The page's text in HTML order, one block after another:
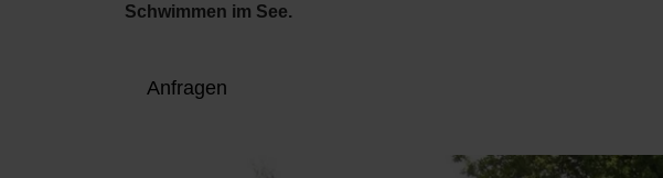
Schwimmen im See.
Anfragen